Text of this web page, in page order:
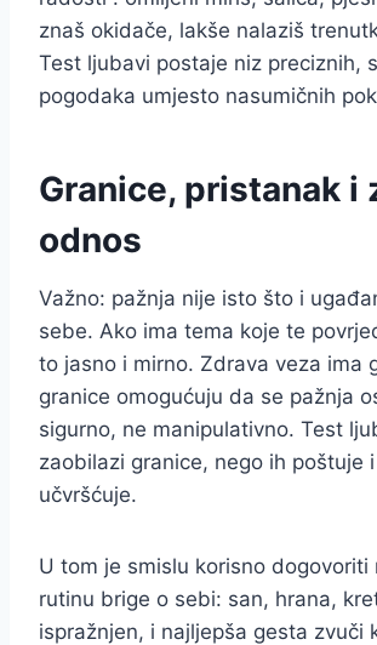
znaš okidače, lakše nalaziš
Test ljubavi postaje niz preciznih,
pogodaka umjesto nasumičnih
Granice, pristanak i
odnos
Važno: pažnja nije isto što i
sebe. Ako ima tema koje te
to jasno i mirno. Zdrava veza ima
granice omogućuju da se pažnja
sigurno, ne manipulativno. Test
zaobilazi granice, nego ih poštuje
učvršćuje.
U tom je smislu korisno dogovoriti
rutinu brige o sebi: san, hrana,
ispražnjen, i najljepša gesta zvuči